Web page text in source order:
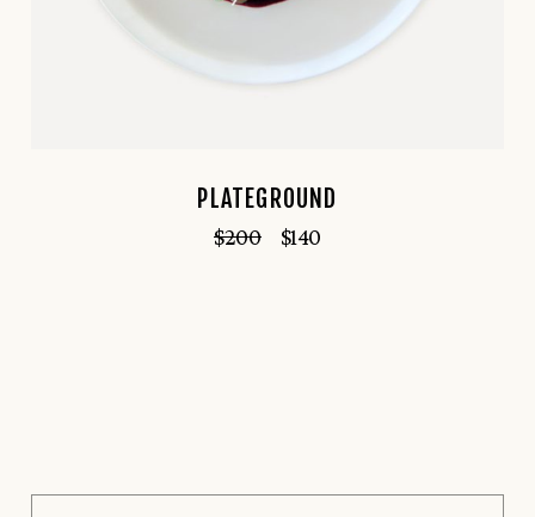
PLATEGROUND
$200 $140